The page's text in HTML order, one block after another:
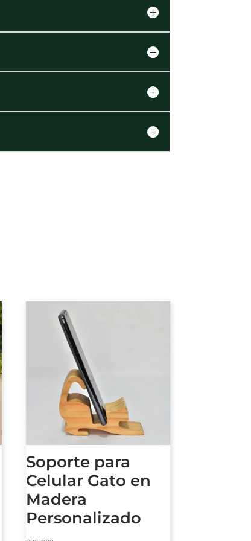
Soporte para
Celular Gato en
Madera
Personalizado